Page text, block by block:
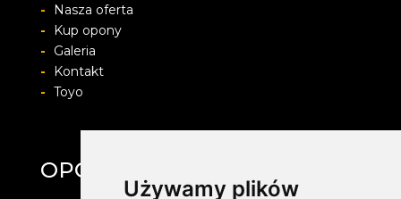
Używamy plików
-
Nasza oferta
-
Kup opony
-
Galeria
-
Kontakt
- Toyo
OPONY ŚMIGIELSKI